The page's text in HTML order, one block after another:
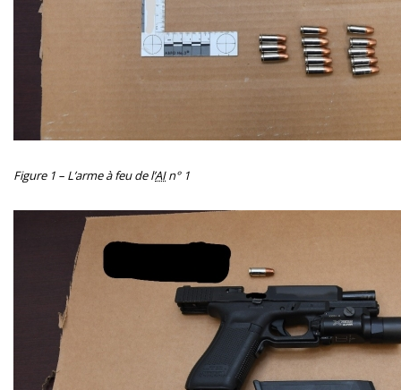
Figure 1 – L’arme à feu de l’AIn° 1